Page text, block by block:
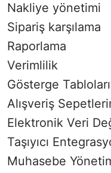
Nakliye yönetimi
Sipariş karşılama
Raporlama
Verimlilik
Gösterge Tabloları
Alışveriş
Elektronik Veri
Taşıyıcı
Muhasebe